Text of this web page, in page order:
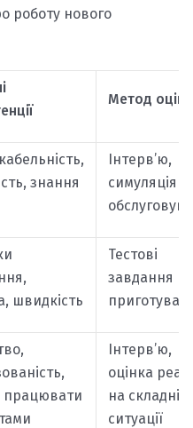
роботу нового
Метод
знання
Інтерв’ю,
симуляція
швидкість
Тестові
завдання на
працювати
Інтерв’ю,
оцінка
на складні
ситуації